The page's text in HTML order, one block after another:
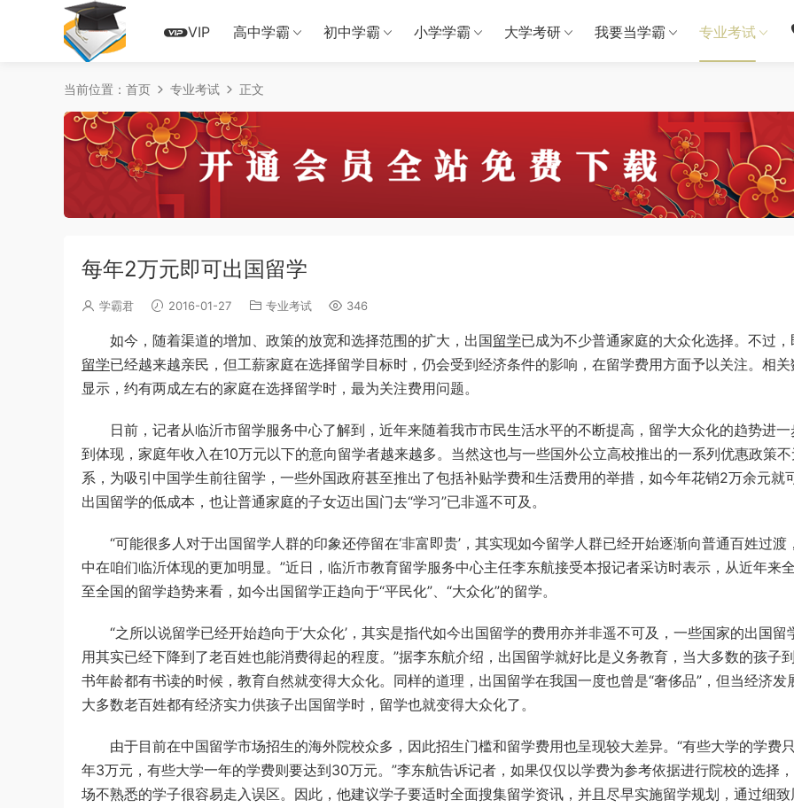
VIP 高中学霸 初中学霸 小学学霸 大学考研 我要当学霸 专业考试
当前位置： 首页 专业考试 正文
每年2万元即可出国留学
学霸君 2016-01-27 专业考试 346
如今，随着渠道的增加、政策的放宽和选择范围的扩大，出国留学已成为不少普通家庭的大众化选择。不过，
留学已经越来越亲民，但工薪家庭在选择留学目标时，仍会受到经济条件的影响，在留学费用方面予以关注。相关
显示，约有两成左右的家庭在选择留学时，最为关注费用问题。
日前，记者从临沂市留学服务中心了解到，近年来随着我市市民生活水平的不断提高，留学大众化的趋势进一
到体现，家庭年收入在10万元以下的意向留学者越来越多。当然这也与一些国外公立高校推出的一系列优惠政策不
系，为吸引中国学生前往留学，一些外国政府甚至推出了包括补贴学费和生活费用的举措，如今年花销2万余元就
出国留学的低成本，也让普通家庭的子女迈出国门去“学习”已非遥不可及。
“可能很多人对于出国留学人群的印象还停留在‘非富即贵’，其实现如今留学人群已经开始逐渐向普通百姓过渡
中在咱们临沂体现的更加明显。”近日，临沂市教育留学服务中心主任李东航接受本报记者采访时表示，从近年来
至全国的留学趋势来看，如今出国留学正趋向于“平民化”、“大众化”的留学。
“之所以说留学已经开始趋向于‘大众化’，其实是指代如今出国留学的费用亦并非遥不可及，一些国家的出国留
用其实已经下降到了老百姓也能消费得起的程度。”据李东航介绍，出国留学就好比是义务教育，当大多数的孩子
书年龄都有书读的时候，教育自然就变得大众化。同样的道理，出国留学在我国一度也曾是“奢侈品”，但当经济发
大多数老百姓都有经济实力供孩子出国留学时，留学也就变得大众化了。
由于目前在中国留学市场招生的海外院校众多，因此招生门槛和留学费用也呈现较大差异。“有些大学的学费
年3万元，有些大学一年的学费则要达到30万元。”李东航告诉记者，如果仅仅以学费为参考依据进行院校的选择
场不熟悉的学子很容易走入误区。因此，他建议学子要适时全面搜集留学资讯，并且尽早实施留学规划，通过细致